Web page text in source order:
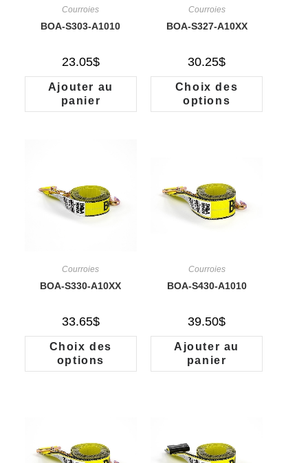
Courroies
BOA-S303-A1010
23.05$
Ajouter au
panier
Courroies
BOA-S327-A10XX
30.25$
Choix des
options
Courroies
BOA-S330-A10XX
33.65$
Choix des
options
Courroies
BOA-S430-A1010
39.50$
Ajouter au
panier